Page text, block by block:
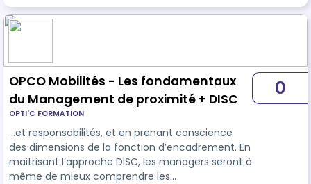
Improviser avec pertinence et assurance en cas
d'imprévus En restant vous-même, bien entendu
OPCO Mobilités - Les fondamentaux
du Management de proximité + DISC
OPTI'C FORMATION
…et responsabilités, et en prenant conscience
des dimensions de la fonction d’encadrement. En
maitrisant l’approche DISC, les managers seront à
même de mieux comprendre les
0